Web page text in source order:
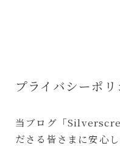
プライバシーポリ
当ブログ「
ださる皆さまに安心